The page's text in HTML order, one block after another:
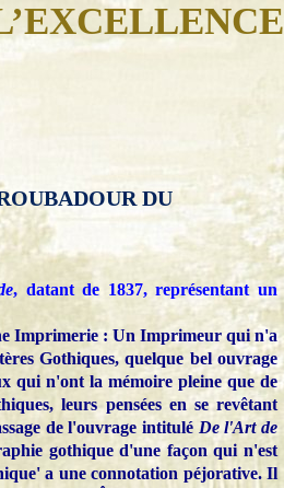
…
DU
, datant de 1837, représentant un
Imprimerie : Un Imprimeur qui n'a
Gothiques, quelque bel ouvrage
qui n'ont la mémoire pleine que de
leurs pensées en se revêtant
de l'ouvrage intitulé De l'Art de
gothique d'une façon qui n'est
a une connotation péjorative. Il